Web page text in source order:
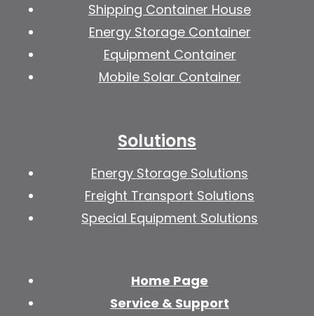
Shipping Container House
Energy Storage Container
Equipment Container
Mobile Solar Container
Solutions
Energy Storage Solutions
Freight Transport Solutions
Special Equipment Solutions
Home Page
Service & Support